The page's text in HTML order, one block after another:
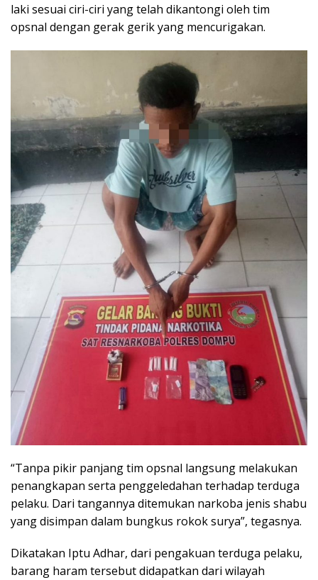
laki sesuai ciri-ciri yang telah dikantongi oleh tim
opsnal dengan gerak gerik yang mencurigakan.
“Tanpa pikir panjang tim opsnal langsung melakukan
penangkapan serta penggeledahan terhadap terduga
pelaku. Dari tangannya ditemukan narkoba jenis shabu
yang disimpan dalam bungkus rokok surya”, tegasnya.
Dikatakan Iptu Adhar, dari pengakuan terduga pelaku,
barang haram tersebut didapatkan dari wilayah